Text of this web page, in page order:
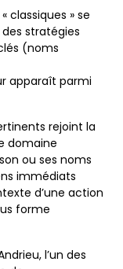
classiques » se
stratégies
(noms
apparaît parmi
rejoint la
domaine
ou ses noms
immédiats
d’une action
forme
l’un des